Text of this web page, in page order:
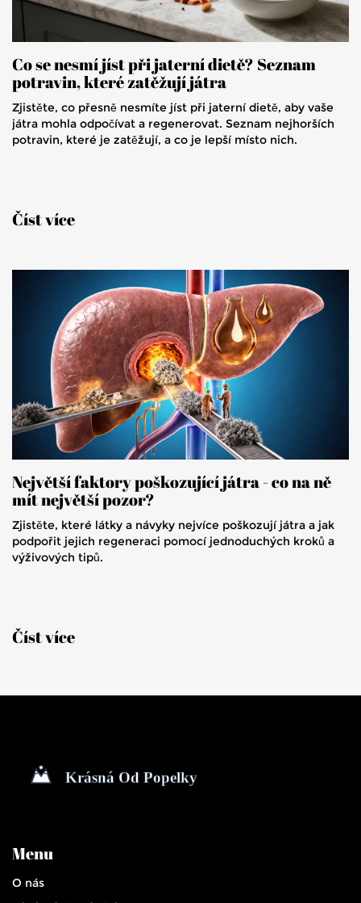
Co se nesmí jíst při jaterní dietě? Seznam
potravin, které zatěžují játra
Zjistěte, co přesně nesmíte jíst při jaterní dietě, aby vaše
játra mohla odpočívat a regenerovat. Seznam nejhorších
potravin, které je zatěžují, a co je lepší místo nich.
Číst více
Největší faktory poškozující játra - co na ně
mít největší pozor?
Zjistěte, které látky a návyky nejvíce poškozují játra a jak
podpořit jejich regeneraci pomocí jednoduchých kroků a
výživových tipů.
Číst více
Menu
O nás